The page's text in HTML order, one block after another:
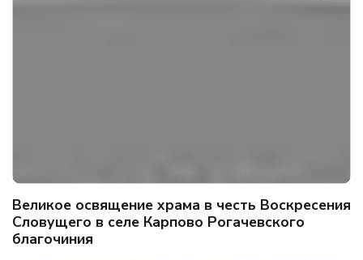
Великое освящение храма в честь Воскресения
Словущего в селе Карпово Рогачевского
благочиния